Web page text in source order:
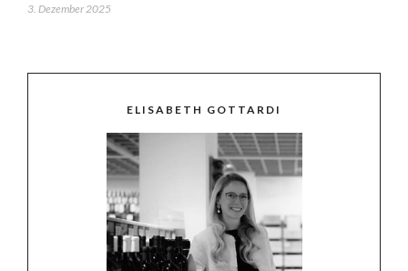
3. Dezember 2025
ELISABETH GOTTARDI